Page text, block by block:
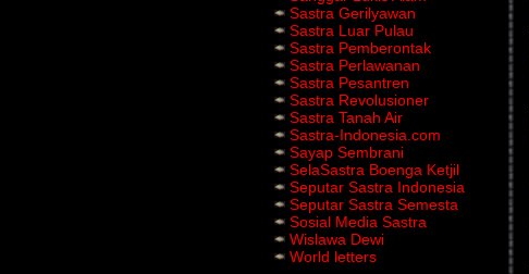
Sastra Gerilyawan
Sastra Luar Pulau
Sastra Pemberontak
Sastra Perlawanan
Sastra Pesantren
Sastra Revolusioner
Sastra Tanah Air
Sastra-Indonesia.com
Sayap Sembrani
SelaSastra Boenga Ketjil
Seputar Sastra Indonesia
Seputar Sastra Semesta
Sosial Media Sastra
Wislawa Dewi
World letters